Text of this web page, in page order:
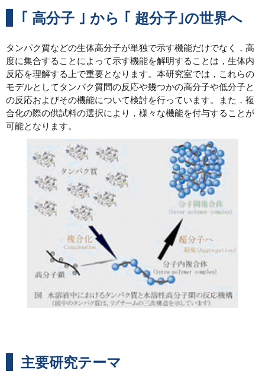
｢ 高分子 ｣ から ｢ 超分子｣の世界へ
タンパク質などの生体高分子が単独で示す機能だけでなく，高
度に集合することによって示す機能を解明することは，生体内
反応を理解する上で重要となります。本研究室では，これらの
モデルとしてタンパク質間の反応や幾つかの高分子や低分子と
の反応およびその機能について検討を行っています。また，複
合化の際の供試料の選択により，様々な機能を付与することが
可能となります。
主要研究テーマ